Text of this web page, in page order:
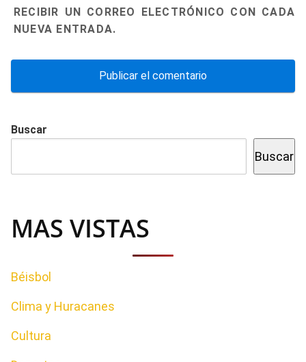
RECIBIR UN CORREO ELECTRÓNICO CON CADA
NUEVA ENTRADA.
Buscar
Buscar
MAS VISTAS
Béisbol
Clima y Huracanes
Cultura